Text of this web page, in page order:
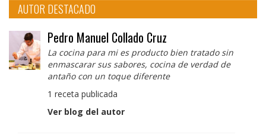
AUTOR DESTACADO
Pedro Manuel Collado Cruz
La cocina para mi es producto bien tratado sin
enmascarar sus sabores, cocina de verdad de
antaño con un toque diferente
1 receta publicada
Ver blog del autor